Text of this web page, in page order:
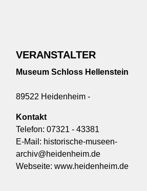
VERANSTALTER
Museum Schloss Hellenstein
89522 Heidenheim -
Kontakt
Telefon: 07321 - 43381
E-Mail: historische-museen-
archiv@heidenheim.de
Webseite: www.heidenheim.de